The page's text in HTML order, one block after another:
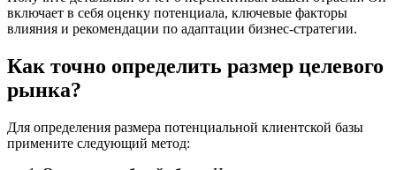
включает в себя оценку потенциала, ключевые факторы
влияния и рекомендации по адаптации бизнес-стратегии.
Как точно определить размер целевого
рынка?
Для определения размера потенциальной клиентской базы
примените следующий метод: